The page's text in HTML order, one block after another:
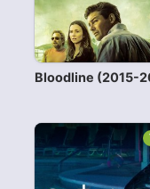
Bloodline (2015-